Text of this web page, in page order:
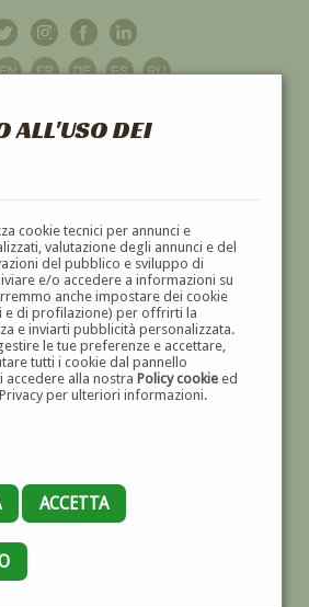
ALL'USO DEI
cookie tecnici per annunci e
valutazione degli annunci e del
del pubblico e sviluppo di
e/o accedere a informazioni su
anche impostare dei cookie
e di profilazione) per offrirti la
e inviarti pubblicità personalizzata.
le tue preferenze e accettare,
tutti i cookie dal pannello
accedere alla nostra Policy cookieed
per ulteriori informazioni.
ACCETTA
GALLERIAD'ARTE
E SCULTURE '800 E '900